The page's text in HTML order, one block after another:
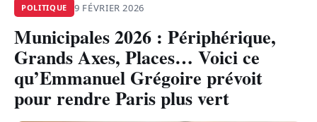
ACTUALITÉ
BONS PLANS
FEEL GOOD
POLITIQUE 9 FÉVRIER 2026
Municipales 2026 : Périphérique,
Grands Axes, Places… Voici ce
qu’Emmanuel Grégoire prévoit
pour rendre Paris plus vert